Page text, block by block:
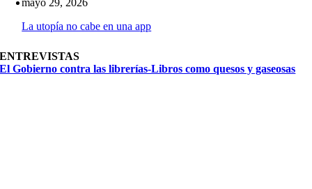
La utopía no cabe en una app
ENTREVISTAS
El Gobierno contra las librerías-Libros como quesos y gaseosas